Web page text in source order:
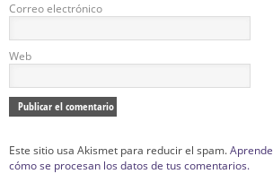
Correo electrónico
Web
Este sitio usa Akismet para reducir el spam.Aprende
cómo se procesan los datos de tus comentarios.